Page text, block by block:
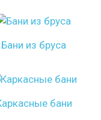
Бани из бруса
бани